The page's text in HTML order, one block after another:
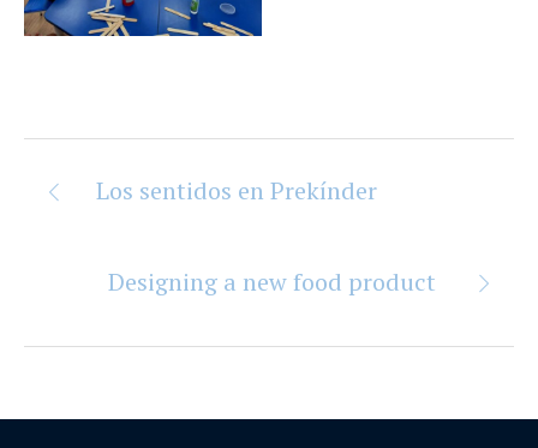
Los sentidos en Prekínder
Designing a new food product